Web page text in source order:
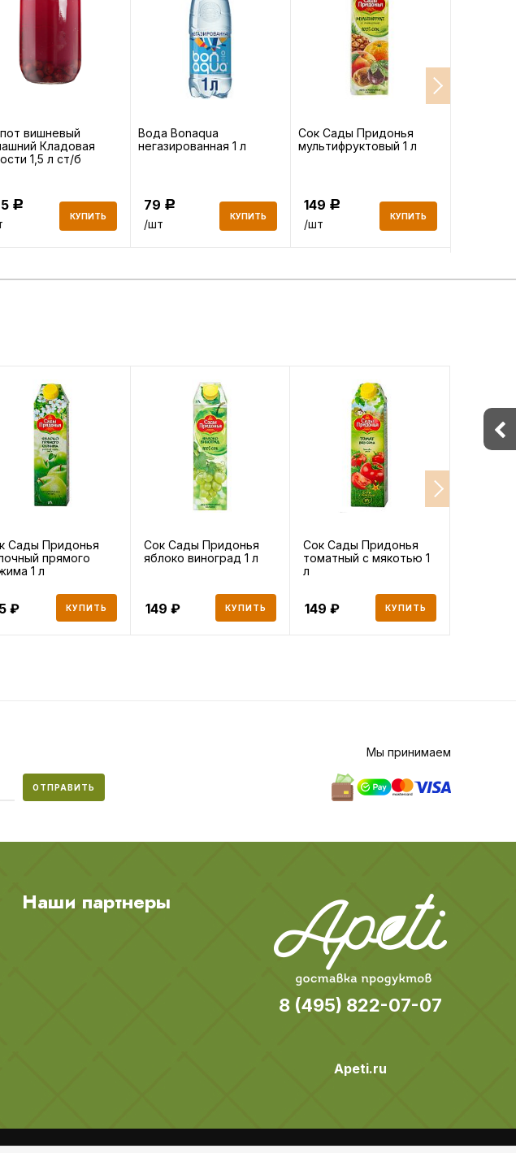
вишневый
Кладовая
1,5 л ст/б
Р
КУПИТЬ
Вода Bonaqua
негазированная 1 л
79 Р
/шт
КУПИТЬ
Сок Сады Придонья
мультифруктовый 1 л
149 Р
/шт
КУПИТЬ
Сады Придонья
прямого
1 л
КУПИТЬ
Сок Сады Придонья
яблоко виноград 1 л
149 КУПИТЬ
Сок Сады Придонья
томатный с мякотью 1
л
149 КУПИТЬ
ОТПРАВИТЬ
Мы принимаем
Наши партнеры
8 (495) 822-07-07
Apeti.ru